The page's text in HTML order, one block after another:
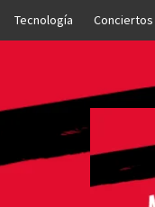
Tecnología Conciertos